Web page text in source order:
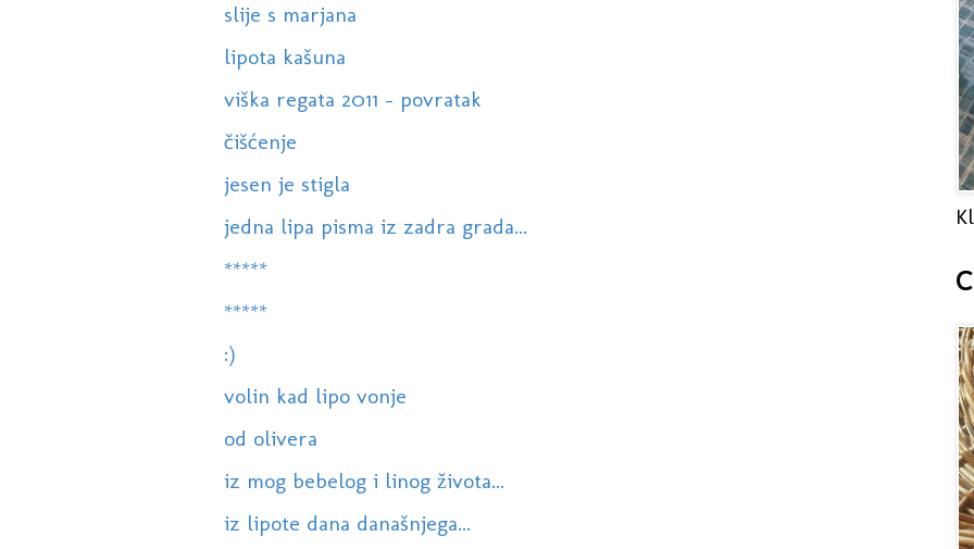
slije s marjana
lipota kašuna
viška regata 2011 - povratak
čišćenje
jesen je stigla
jedna lipa pisma iz zadra grada...
*****
*****
:)
volin kad lipo vonje
od olivera
iz mog bebelog i linog života...
iz lipote dana današnjega...